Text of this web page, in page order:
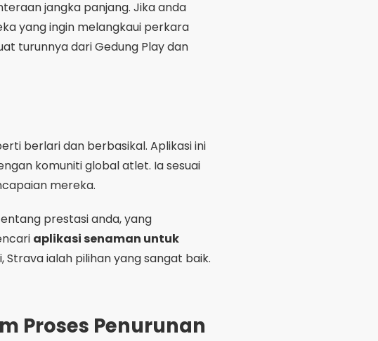
mereka.
prestasi anda, yang
Proses Penurunan
berat badan menggunakan
apl menonjol kerana...kawalan
yang diperibadikan pada
secara langsung boleh
antara muka intuitif dan pilihan